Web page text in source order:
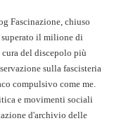
Fascinazione, chiuso
il milione di
del discepolo più
sulla fascisteria
compulsivo come me.
e movimenti sociali
d'archivio delle